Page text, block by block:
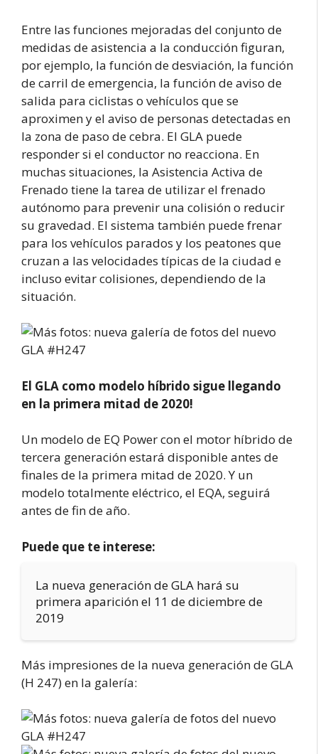
Entre las funciones mejoradas del conjunto de
medidas de asistencia a la conducción figuran,
por ejemplo, la función de desviación, la función
de carril de emergencia, la función de aviso de
salida para ciclistas o vehículos que se
aproximen y el aviso de personas detectadas en
la zona de paso de cebra. El GLA puede
responder si el conductor no reacciona. En
muchas situaciones, la Asistencia Activa de
Frenado tiene la tarea de utilizar el frenado
autónomo para prevenir una colisión o reducir
su gravedad. El sistema también puede frenar
para los vehículos parados y los peatones que
cruzan a las velocidades típicas de la ciudad e
incluso evitar colisiones, dependiendo de la
situación.
El GLA como modelo híbrido sigue llegando
en la primera mitad de 2020!
Un modelo de EQ Power con el motor híbrido de
tercera generación estará disponible antes de
finales de la primera mitad de 2020. Y un
modelo totalmente eléctrico, el EQA, seguirá
antes de fin de año.
Puede que te interese:
La nueva generación de GLA hará su
primera aparición el 11 de diciembre de
2019
Más impresiones de la nueva generación de GLA
(H 247) en la galería: